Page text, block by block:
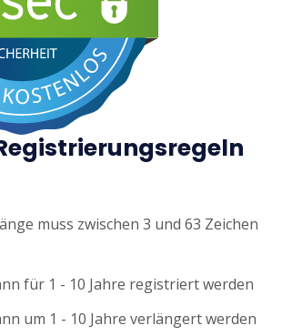
muss zwischen 3 und 63 Zeichen
für 1 - 10 Jahre registriert werden
um 1 - 10 Jahre verlängert werden